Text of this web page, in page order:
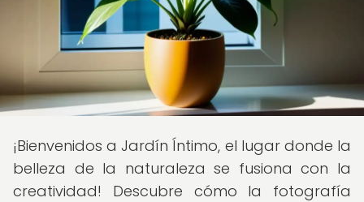
¡Bienvenidos a Jardín Íntimo, el lugar donde la
belleza de la naturaleza se fusiona con la
creatividad! Descubre cómo la fotografía